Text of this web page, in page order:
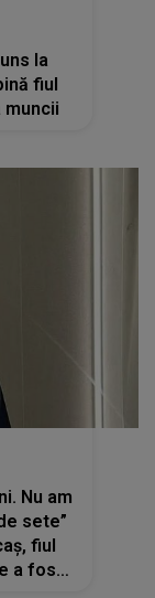
la
fiul
muncii
Nu am
sete”
fiul
a fost